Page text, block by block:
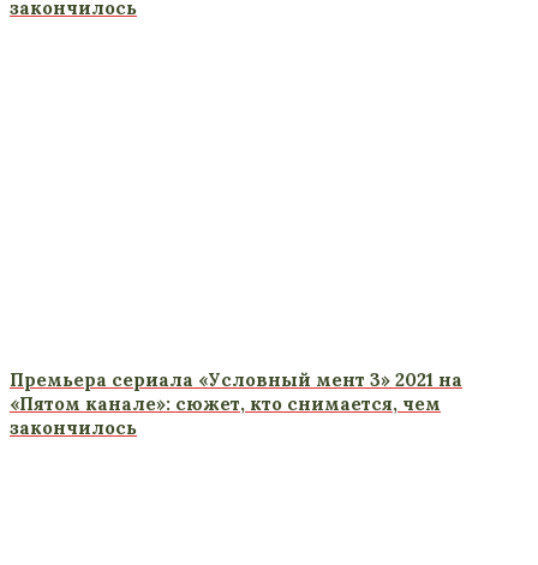
закончилось
Премьера сериала «Условный мент 3» 2021 на
«Пятом канале»: сюжет, кто снимается, чем
закончилось